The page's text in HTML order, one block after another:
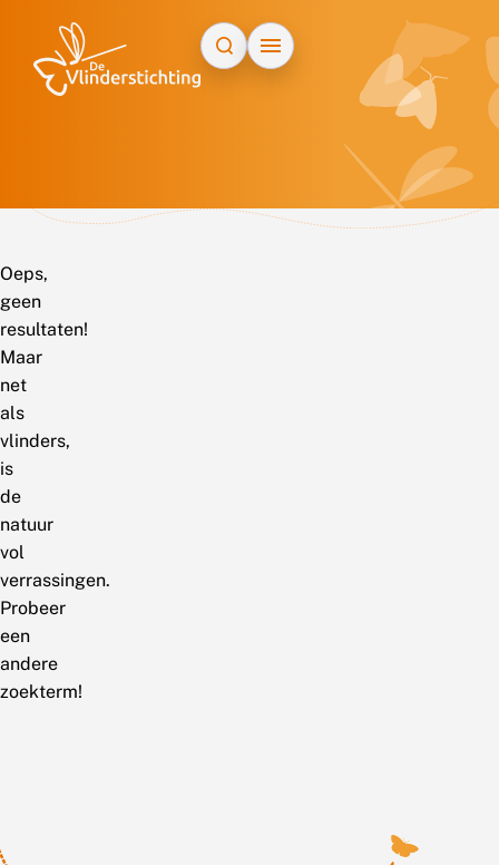
Oeps,
geen
resultaten!
Maar
net
als
vlinders,
is
de
natuur
vol
verrassingen.
Probeer
een
andere
zoekterm!